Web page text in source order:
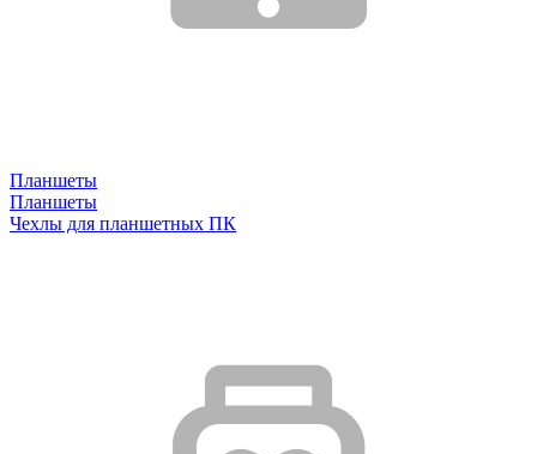
Планшеты
Планшеты
Чехлы для планшетных ПК